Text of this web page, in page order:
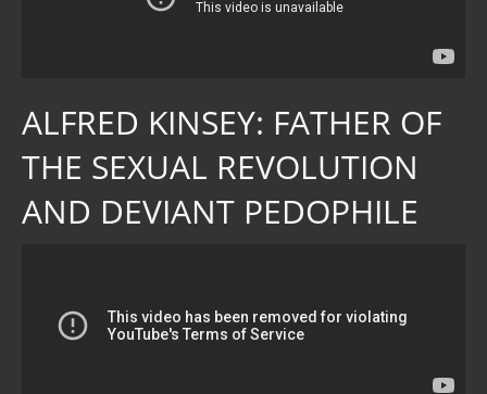
ALFRED KINSEY: FATHER OF
THE SEXUAL REVOLUTION
AND DEVIANT PEDOPHILE